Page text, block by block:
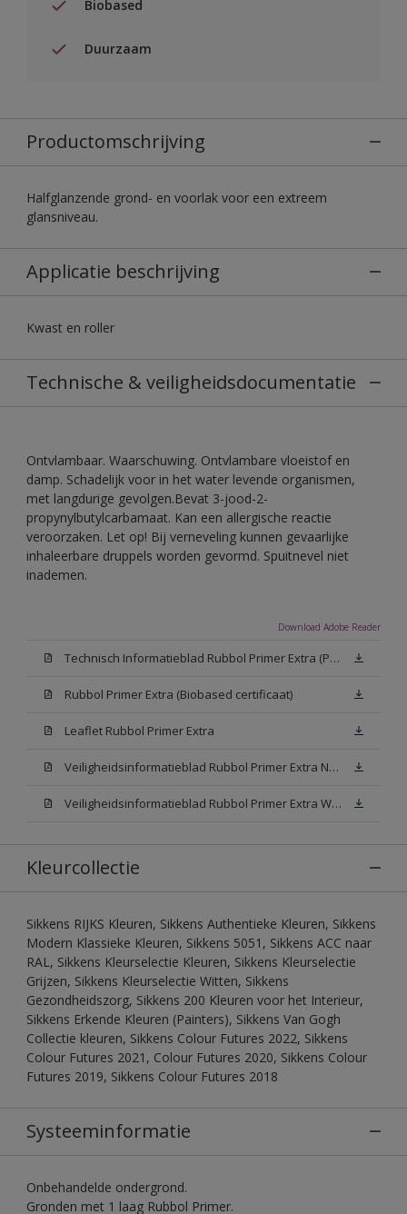
Biobased
Duurzaam
Productomschrijving
Halfglanzende grond- en voorlak voor een extreem
glansniveau.
Applicatie beschrijving
Kwast en roller
Technische & veiligheidsdocumentatie
Ontvlambaar. Waarschuwing. Ontvlambare vloeistof en
damp. Schadelijk voor in het water levende organismen,
met langdurige gevolgen.Bevat 3-jood-2-
propynylbutylcarbamaat. Kan een allergische reactie
veroorzaken. Let op! Bij verneveling kunnen gevaarlijke
inhaleerbare druppels worden gevormd. Spuitnevel niet
inademen.
Download Adobe Reader
Technisch Informatieblad Rubbol Primer Extra (PDF)
Rubbol Primer Extra (Biobased certificaat)
Leaflet Rubbol Primer Extra
Veiligheidsinformatieblad Rubbol Primer Extra N00 (MSDS)
Veiligheidsinformatieblad Rubbol Primer Extra White W05 (MSDS)
Kleurcollectie
Sikkens RIJKS Kleuren, Sikkens Authentieke Kleuren, Sikkens
Modern Klassieke Kleuren, Sikkens 5051, Sikkens ACC naar
RAL, Sikkens Kleurselectie Kleuren, Sikkens Kleurselectie
Grijzen, Sikkens Kleurselectie Witten, Sikkens
Gezondheidszorg, Sikkens 200 Kleuren voor het Interieur,
Sikkens Erkende Kleuren (Painters), Sikkens Van Gogh
Collectie kleuren, Sikkens Colour Futures 2022, Sikkens
Colour Futures 2021, Colour Futures 2020, Sikkens Colour
Futures 2019, Sikkens Colour Futures 2018
Systeeminformatie
Onbehandelde ondergrond.
Gronden met 1 laag Rubbol Primer.